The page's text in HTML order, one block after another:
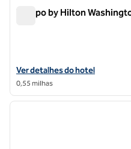
Tempo by Hilton
Exibir detalhes do hotel
Ver detalhes do hotel
0,55 milhas
1 de 12